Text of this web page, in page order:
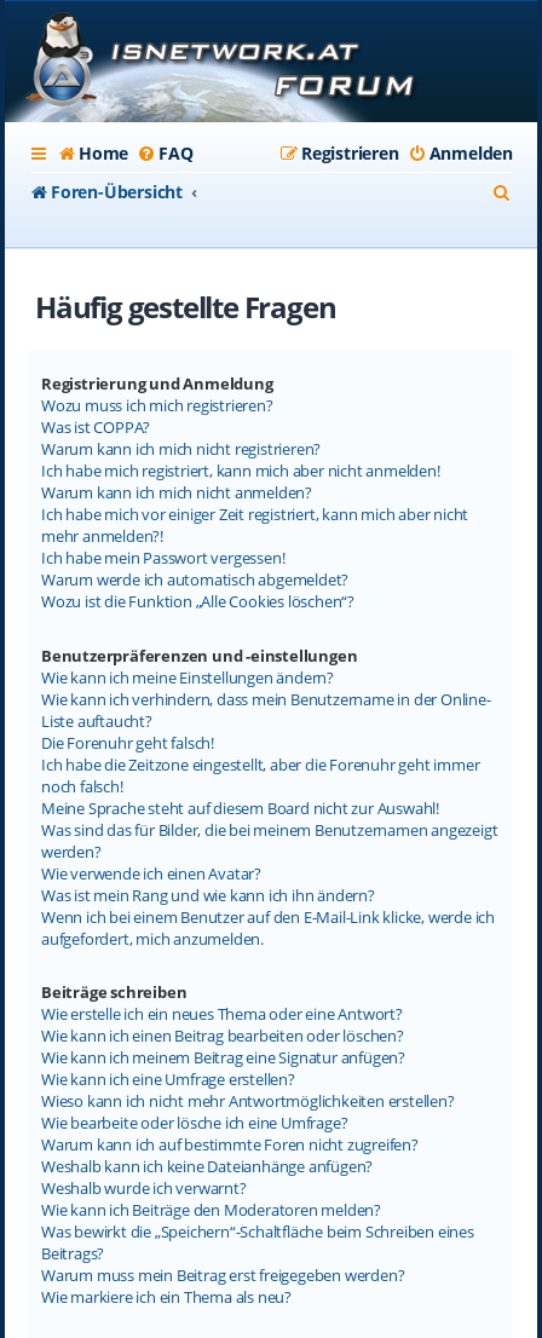
Home FAQ Anmelden
Registrieren
Foren-Übersicht
Häufig gestellte Fragen
Registrierung und Anmeldung
Wozu muss ich mich registrieren?
Was ist COPPA?
Warum kann ich mich nicht registrieren?
Ich habe mich registriert, kann mich aber nicht anmelden!
Warum kann ich mich nicht anmelden?
Ich habe mich vor einiger Zeit registriert, kann mich aber nicht
mehr anmelden?!
Ich habe mein Passwort vergessen!
Warum werde ich automatisch abgemeldet?
Wozu ist die Funktion „Alle Cookies löschen“?
Benutzerpräferenzen und -einstellungen
Wie kann ich meine Einstellungen ändern?
Wie kann ich verhindern, dass mein Benutzername in der Online-
Liste auftaucht?
Die Forenuhr geht falsch!
Ich habe die Zeitzone eingestellt, aber die Forenuhr geht immer
noch falsch!
Meine Sprache steht auf diesem Board nicht zur Auswahl!
Was sind das für Bilder, die bei meinem Benutzernamen angezeigt
werden?
Wie verwende ich einen Avatar?
Was ist mein Rang und wie kann ich ihn ändern?
Wenn ich bei einem Benutzer auf den E-Mail-Link klicke, werde ich
aufgefordert, mich anzumelden.
Beiträge schreiben
Wie erstelle ich ein neues Thema oder eine Antwort?
Wie kann ich einen Beitrag bearbeiten oder löschen?
Wie kann ich meinem Beitrag eine Signatur anfügen?
Wie kann ich eine Umfrage erstellen?
Wieso kann ich nicht mehr Antwortmöglichkeiten erstellen?
Wie bearbeite oder lösche ich eine Umfrage?
Warum kann ich auf bestimmte Foren nicht zugreifen?
Weshalb kann ich keine Dateianhänge anfügen?
Weshalb wurde ich verwarnt?
Wie kann ich Beiträge den Moderatoren melden?
Was bewirkt die „Speichern“-Schaltfläche beim Schreiben eines
Beitrags?
Warum muss mein Beitrag erst freigegeben werden?
Wie markiere ich ein Thema als neu?